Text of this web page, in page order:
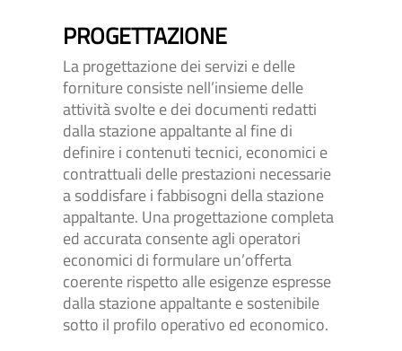
PROGETTAZIONE
La progettazione dei servizi e delle
forniture consiste nell’insieme delle
attività svolte e dei documenti redatti
dalla stazione appaltante al fine di
definire i contenuti tecnici, economici e
contrattuali delle prestazioni necessarie
a soddisfare i fabbisogni della stazione
appaltante. Una progettazione completa
ed accurata consente agli operatori
economici di formulare un’offerta
coerente rispetto alle esigenze espresse
dalla stazione appaltante e sostenibile
sotto il profilo operativo ed economico.